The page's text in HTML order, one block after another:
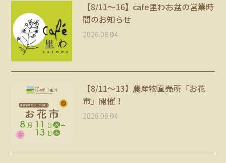
【8/11〜16】cafe里わお盆の営業時
間のお知らせ
2026.08.04
【8/11～13】農産物直売所「お花
市」開催！
2026.08.04